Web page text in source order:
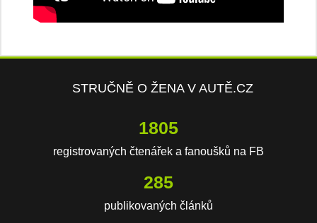
STRUČNĚ O ŽENA V AUTĚ.CZ
3908
registrovaných čtenářek a fanoušků na FB
617
publikovaných článků